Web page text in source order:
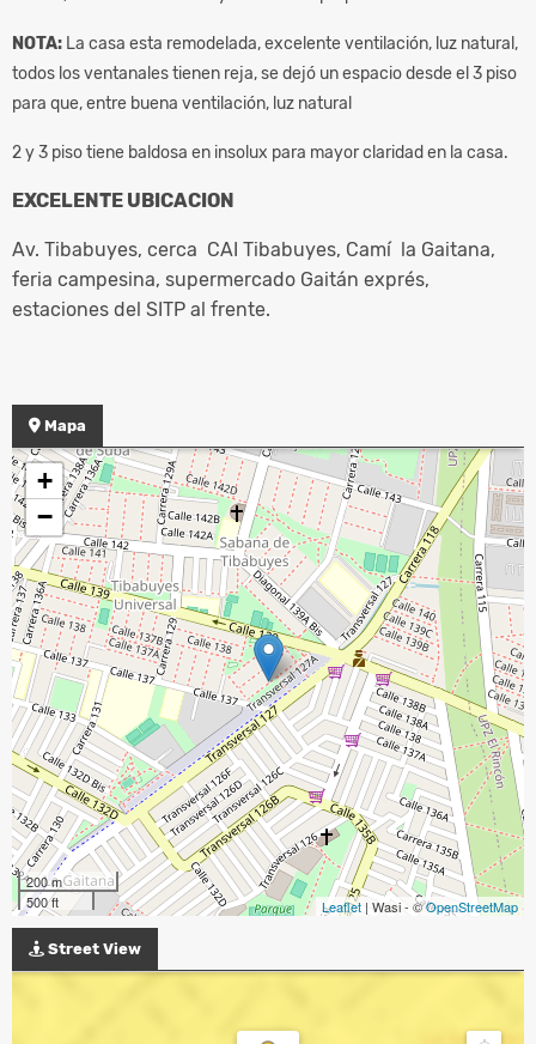
NOTA: La casa esta remodelada, excelente ventilación, luz natural,
todos los ventanales tienen reja, se dejó un espacio desde el 3 piso
para que, entre buena ventilación, luz natural
2 y 3 piso tiene baldosa en insolux para mayor claridad en la casa.
EXCELENTE UBICACION
Av. Tibabuyes, cerca CAI Tibabuyes, Camí la Gaitana,
feria campesina, supermercado Gaitán exprés,
estaciones del SITP al frente.
Mapa
+
−
200 m
500 ft
Leaflet | Wasi - ©OpenStreetMap
Street View